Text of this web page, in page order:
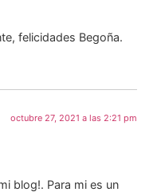
felicidades Begoña.
octubre 27, 2021 a las 2:21 pm
blog!. Para mi es un